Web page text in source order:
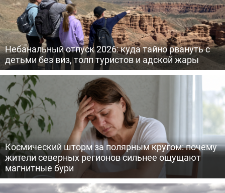
Небанальный отпуск 2026: куда тайно рвануть с
детьми без виз, толп туристов и адской жары
Космический шторм за полярным кругом: почему
жители северных регионов сильнее ощущают
магнитные бури